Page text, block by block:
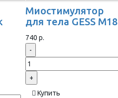
Миостимулятор
для тела GESS M18
740 р.
-
+
Купить